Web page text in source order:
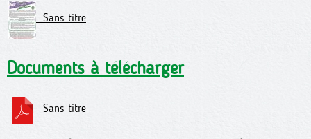
Sans titre
Documents à télécharger
Sans titre